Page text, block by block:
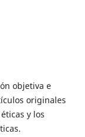
objetiva e
originales
y los